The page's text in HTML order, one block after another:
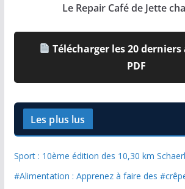
Le Repair Café de Jette
Télécharger les 20
PDF
Les plus lus
Sport : 10ème édition des 10,30 km
#Alimentation : Apprenez à faire des